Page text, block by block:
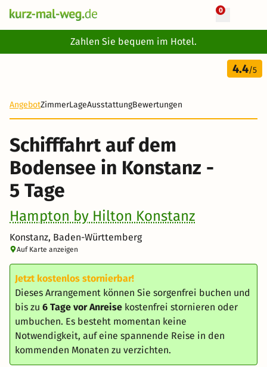
0
Zahlen Sie bequem im Hotel.
5 Tage
317 €
4.4/5
AngebotZimmerLageAusstattungBewertungen
Schifffahrt auf dem
Bodensee in Konstanz -
5 Tage
Hampton by Hilton Konstanz
Konstanz, Baden-Württemberg
Auf Karte anzeigen
Jetzt kostenlos stornierbar!
Dieses Arrangement können Sie sorgenfrei buchen und
bis zu 6 Tage vor Anreise kostenfrei stornieren oder
umbuchen. Es besteht momentan keine
Notwendigkeit, auf eine spannende Reise in den
kommenden Monaten zu verzichten.